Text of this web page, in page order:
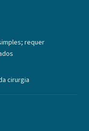
requer
cirurgia